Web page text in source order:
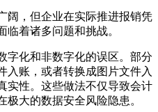
阔，但企业在实际推进报销凭
着诸多问题和挑战。
字化和非数字化的误区。部分
入账，或者转换成图片文件入
实性。这些做法不仅导致会计
大的数据安全风险隐患。